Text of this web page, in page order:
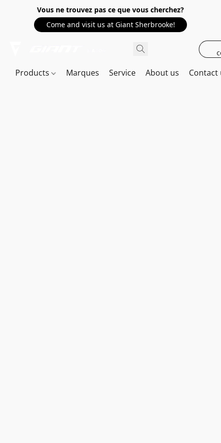
Vous ne trouvez pas ce que vous cherchez?
Come and visit us at Giant Sherbrooke!
Products Marques Service About us Contact